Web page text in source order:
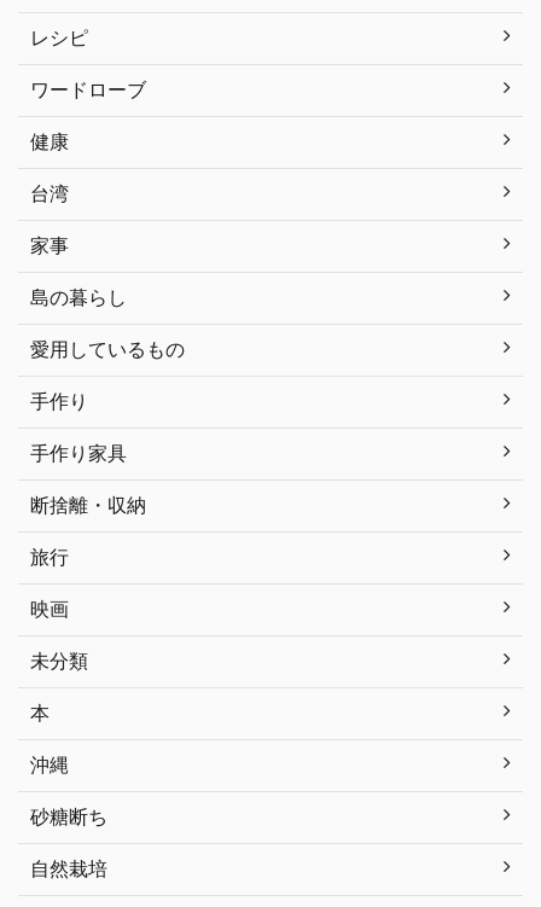
レシピ
ワードローブ
健康
台湾
家事
島の暮らし
愛用しているもの
手作り
手作り家具
断捨離・収納
旅行
映画
未分類
本
沖縄
砂糖断ち
自然栽培